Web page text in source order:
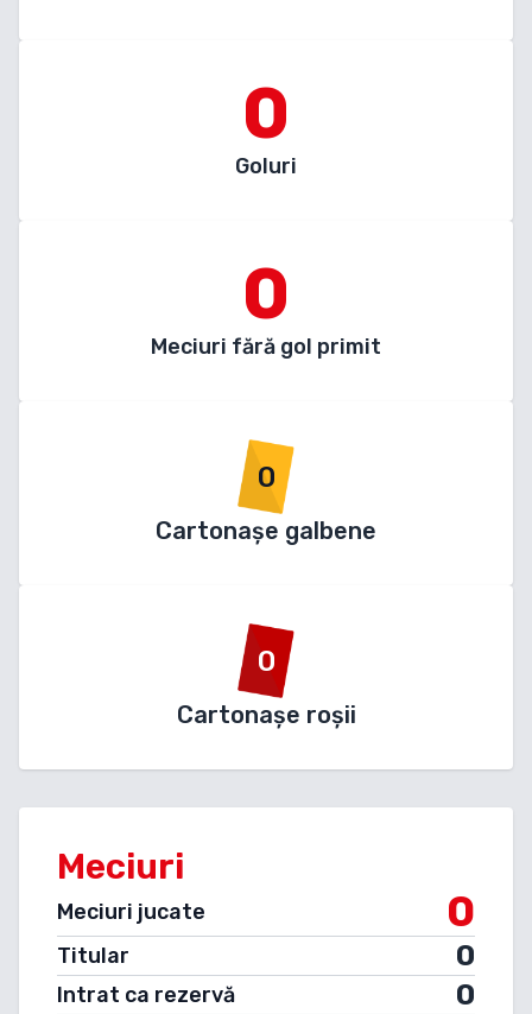
0
Goluri
0
Meciuri fără gol primit
0
Cartonașe galbene
0
Cartonașe roșii
Meciuri
Meciuri jucate 0
Titular 0
Intrat ca rezervă 0